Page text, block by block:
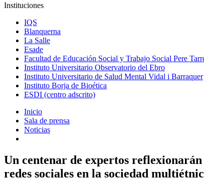
Instituciones
IQS
Blanquerna
La Salle
Esade
Facultad de Educación Social y Trabajo Social Pere
Instituto Universitario Observatorio del Ebro
Instituto Universitario de Salud Mental Vidal i Barraquer
Instituto Borja de Bioética
ESDI (centro adscrito)
Inicio
Sala de prensa
Noticias
Un centenar de expertos
redes sociales en la sociedad